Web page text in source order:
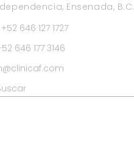
Ensenada, B.C.
646 127 1727
646 177 3146